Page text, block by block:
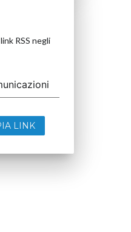
RSS negli
LINK